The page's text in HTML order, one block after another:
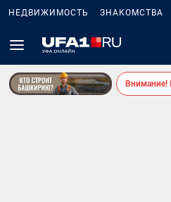
НЕДВИЖИМОСТЬ ЗНАКОМСТВА
Внимание!